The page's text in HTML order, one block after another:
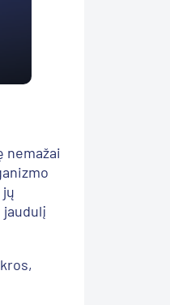
nemažai